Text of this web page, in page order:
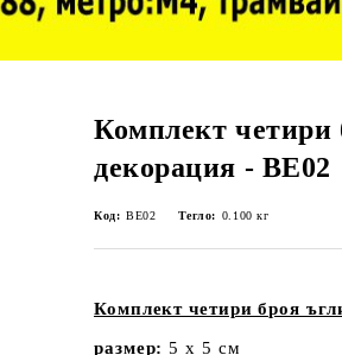
Комплект четири
декорация - BE02
Код: BE02 Тегло: 0.100 кг
Комплект четири броя
размер: 5 х 5 см